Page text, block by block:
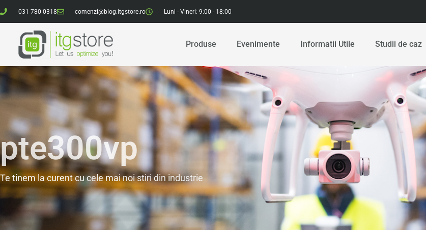
031 780 0318 comenzi@blog.itgstore.ro Luni - Vineri: 9:00 - 18:00
Produse Evenimente Informatii Utile Studii de caz
pte300vp
Te tinem la curent cu cele mai noi stiri din industrie